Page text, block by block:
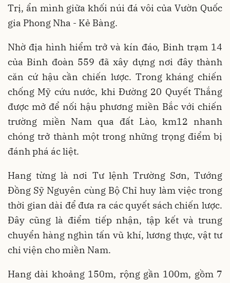
Trị, ẩn mình giữa khối núi đá vôi của Vườn Quốc
gia Phong Nha - Kẻ Bàng.
Nhờ địa hình hiểm trở và kín đáo, Binh trạm 14
của Binh đoàn 559 đã xây dựng nơi đây thành
căn cứ hậu cần chiến lược. Trong kháng chiến
chống Mỹ cứu nước, khi Đường 20 Quyết Thắng
được mở để nối hậu phương miền Bắc với chiến
trường miền Nam qua đất Lào, km12 nhanh
chóng trở thành một trong những trọng điểm bị
đánh phá ác liệt.
Hang từng là nơi Tư lệnh Trường Sơn, Tướng
Đồng Sỹ Nguyên cùng Bộ Chỉ huy làm việc trong
thời gian dài để đưa ra các quyết sách chiến lược.
Đây cũng là điểm tiếp nhận, tập kết và trung
chuyển hàng nghìn tấn vũ khí, lương thực, vật tư
chi viện cho miền Nam.
Hang dài khoảng 150m, rộng gần 100m, gồm 7